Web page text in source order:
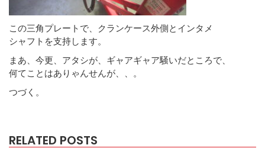
この三角プレートで、クランケース外側とインタメ
シャフトを支持します。
まあ、今更、アタシが、ギャアギャア騒いだところで、
何てことはありゃんせんが、、。
つづく。
RELATED POSTS